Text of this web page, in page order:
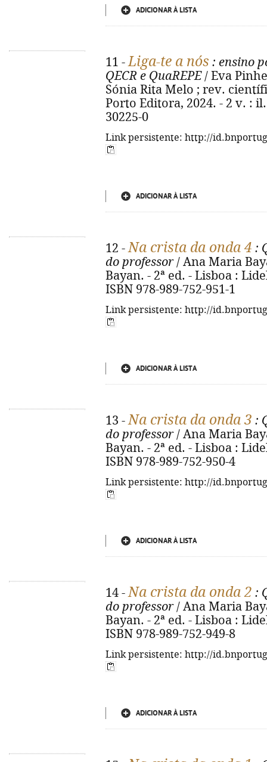
ADICIONAR À LISTA
11 -Liga-te a nós : ensino
QECR e QuaREPE/ Eva
Sónia Rita Melo ; rev.
Porto Editora, 2024. - 2 v. :
30225-0
Link persistente: http://
ADICIONAR À LISTA
12 -Na crista da onda 4 :
do professor/ Ana Maria
Bayan. - 2ª ed. - Lisboa :
ISBN 978-989-752-951-1
Link persistente: http://
ADICIONAR À LISTA
13 -Na crista da onda 3 :
do professor/ Ana Maria
Bayan. - 2ª ed. - Lisboa :
ISBN 978-989-752-950-4
Link persistente: http://
ADICIONAR À LISTA
14 -Na crista da onda 2 :
do professor/ Ana Maria
Bayan. - 2ª ed. - Lisboa :
ISBN 978-989-752-949-8
Link persistente: http://
ADICIONAR À LISTA